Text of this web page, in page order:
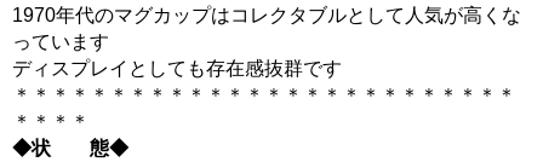
1970年代のマグカップはコレクタブルとして人気が高くな
っています
ディスプレイとしても存在感抜群です
＊＊＊＊＊＊＊＊＊＊＊＊＊＊＊＊＊＊＊＊＊＊＊＊＊＊
＊＊＊＊
◆状 態◆